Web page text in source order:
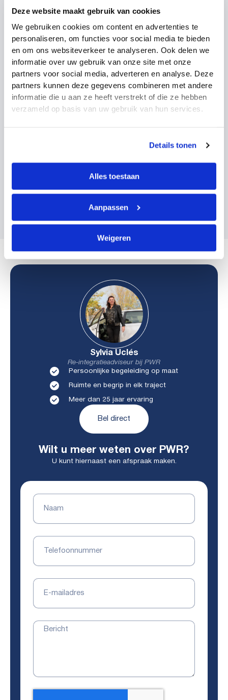
Deze website maakt gebruik van cookies
We gebruiken cookies om content en advertenties te
personaliseren, om functies voor social media te bieden
en om ons websiteverkeer te analyseren. Ook delen we
informatie over uw gebruik van onze site met onze
partners voor social media, adverteren en analyse. Deze
partners kunnen deze gegevens combineren met andere
informatie die u aan ze heeft verstrekt of die ze hebben
verzameld op basis van uw gebruik van hun services.
Details tonen
Alles toestaan
Aanpassen
Weigeren
succesvol is?
Kan ik het traject pauzeren als mijn gezondheid
wisselt?
Word ik gedwongen om werk te accepteren?
Wordt mijn loon doorbetaald tijdens 2e spoor?
Sylvia Uclés
Re-integratieadviseur bij PWR
Persoonlijke begeleiding op maat
Ruimte en begrip in elk traject
Meer dan 25 jaar ervaring
Bel direct
Wilt u meer weten over PWR?
U kunt hiernaast een afspraak maken.
Naam
Telefoonnummer
E-
mailadres
Bericht